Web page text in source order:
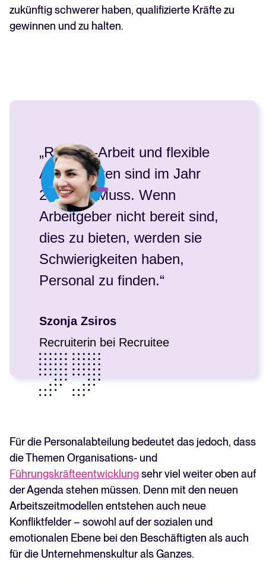
zukünftig schwerer haben, qualifizierte Kräfte zu
gewinnen und zu halten.
„Remote-Arbeit und flexible
Arbeitszeiten sind im Jahr
2025 ein Muss. Wenn
Arbeitgeber nicht bereit sind,
dies zu bieten, werden sie
Schwierigkeiten haben,
Personal zu finden.“
Szonja Zsiros
Recruiterin bei Recruitee
Für die Personalabteilung bedeutet das jedoch, dass
die Themen Organisations- und
Führungskräfteentwicklungsehr viel weiter oben auf
der Agenda stehen müssen. Denn mit den neuen
Arbeitszeitmodellen entstehen auch neue
Konfliktfelder – sowohl auf der sozialen und
emotionalen Ebene bei den Beschäftigten als auch
für die Unternehmenskultur als Ganzes.